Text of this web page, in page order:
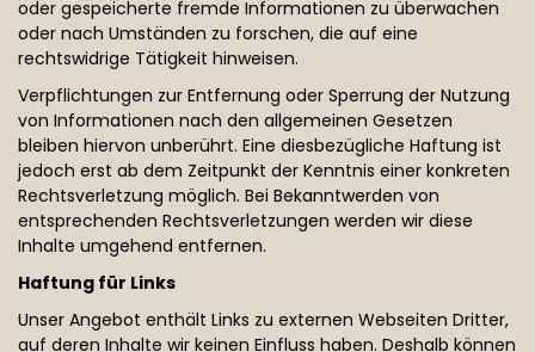
oder gespeicherte fremde Informationen zu überwachen
oder nach Umständen zu forschen, die auf eine
rechtswidrige Tätigkeit hinweisen.
Verpflichtungen zur Entfernung oder Sperrung der Nutzung
von Informationen nach den allgemeinen Gesetzen
bleiben hiervon unberührt. Eine diesbezügliche Haftung ist
jedoch erst ab dem Zeitpunkt der Kenntnis einer konkreten
Rechtsverletzung möglich. Bei Bekanntwerden von
entsprechenden Rechtsverletzungen werden wir diese
Inhalte umgehend entfernen.
Haftung für Links
Unser Angebot enthält Links zu externen Webseiten Dritter,
auf deren Inhalte wir keinen Einfluss haben. Deshalb können